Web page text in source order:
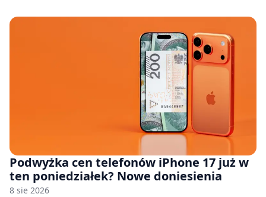
Podwyżka cen telefonów iPhone 17 już w
ten poniedziałek? Nowe doniesienia
8 sie 2026